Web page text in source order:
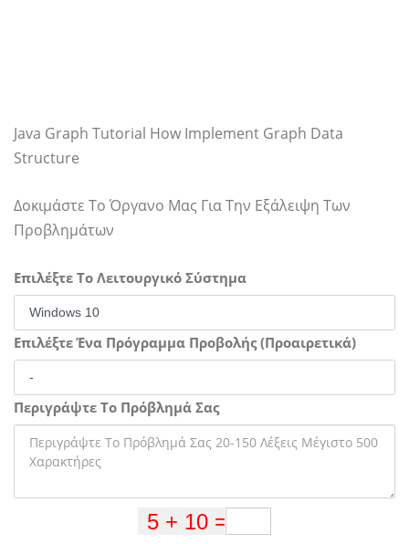
Java Graph Tutorial How Implement Graph Data
Structure
Δοκιμάστε Το Όργανο Μας Για Την Εξάλειψη Των
Προβλημάτων
Επιλέξτε Το Λειτουργικό Σύστημα
Επιλέξτε Ένα Πρόγραμμα Προβολής (Προαιρετικά)
Περιγράψτε Το Πρόβλημά Σας